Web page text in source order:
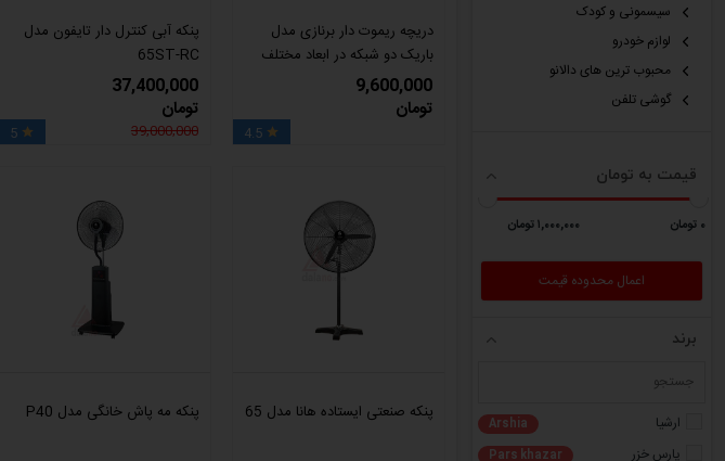
سیسمونی و کودک
لوازم خودرو
محبوب ترین های دالانو
گوشی تلفن
قیمت به تومان
٠ تومان ١,٠٠٠,٠٠٠ تومان
برند
ارشیا Arshia
پارس خزر Pars khazar
دریچه ریموت دار برنازی مدل
باریک دو شبکه در ابعاد مختلف
9,600,000
تومان

4.5
پنکه آبی کنترل دار تایفون مدل
65ST-RC
37,400,000
تومان
39,000,000

5
پنکه صنعتی ایستاده هانا مدل 65 پنکه مه پاش خانگی مدل P40